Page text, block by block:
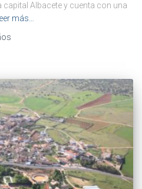
capital Albacete y cuenta con una
Leer más…